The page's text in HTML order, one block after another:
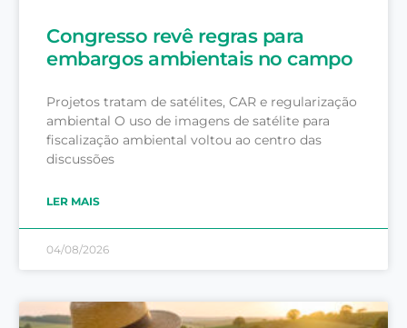
Congresso revê regras para
embargos ambientais no campo
Projetos tratam de satélites, CAR e regularização
ambiental O uso de imagens de satélite para
fiscalização ambiental voltou ao centro das
discussões
LER MAIS
04/08/2026